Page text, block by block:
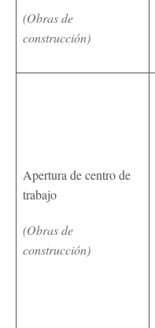
(Obras de
construcción)
Apertura de centro de
trabajo
(Obras de
construcción)